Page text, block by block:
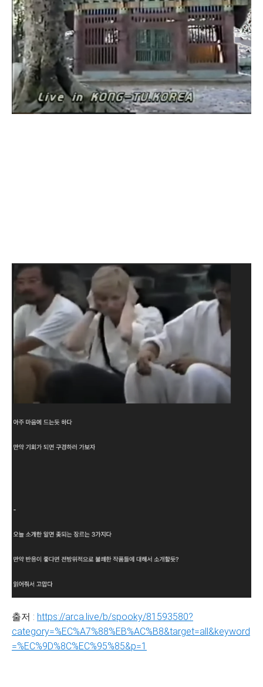
출저 : https://arca.live/b/spooky/81593580?
category=%EC%A7%88%EB%AC%B8&target=all&keyword
=%EC%9D%8C%EC%95%85&p=1